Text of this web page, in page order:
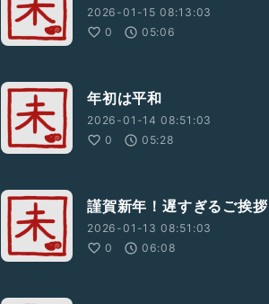
2026-01-15 08:13:03
0
05:06
年初は平和
2026-01-14 08:51:03
0
05:28
謹賀新年！遅すぎるご挨拶
2026-01-13 08:51:03
0
06:08